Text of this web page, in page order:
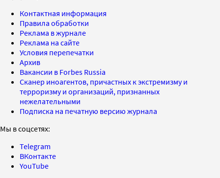
Контактная информация
Правила обработки
Реклама в журнале
Реклама на сайте
Условия перепечатки
Архив
Вакансии в Forbes Russia
Сканер иноагентов, причастных к экстремизму и
терроризму и организаций, признанных
нежелательными
Подписка на печатную версию журнала
Мы в соцсетях:
Telegram
ВКонтакте
YouTube